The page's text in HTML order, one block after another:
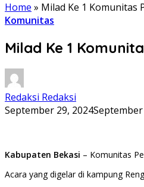
Home » Milad Ke 1 Komunitas
Komunitas
Milad Ke 1
Redaksi Redaksi
September 29, 2024
Kabupaten Bekasi – Komunitas
Acara yang digelar di kampung